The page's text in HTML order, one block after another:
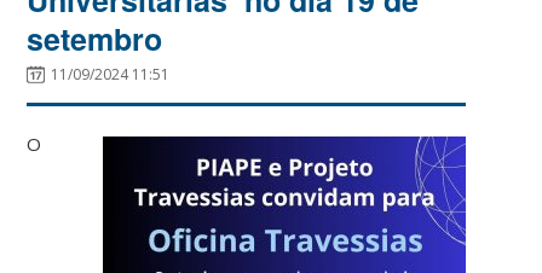
setembro
11/09/2024 11:51
O